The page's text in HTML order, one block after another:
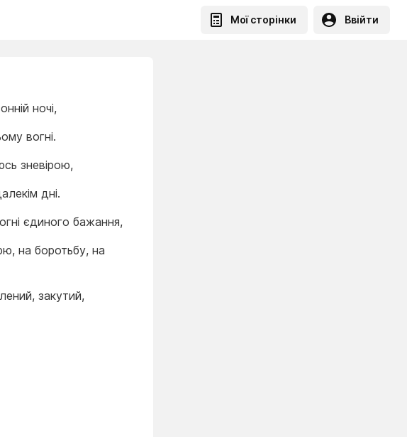
Мої сторінки Ввійти
ночі,
вогні.
зневірою,
дні.
єдиного бажання,
на боротьбу, на
закутий,